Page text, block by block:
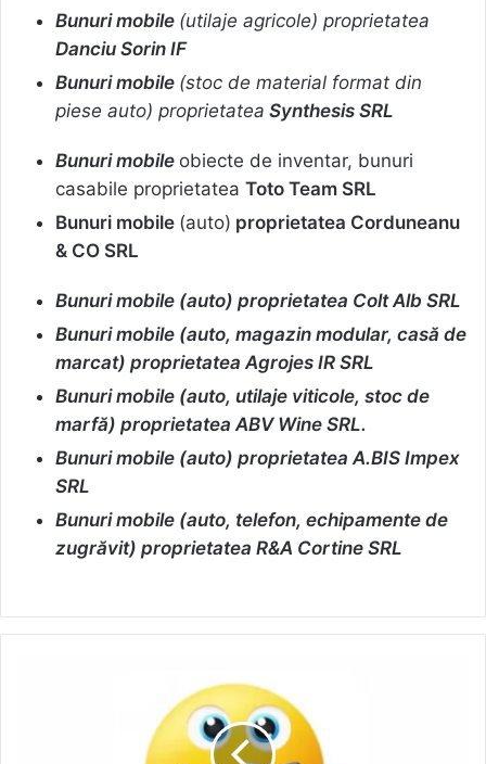
Bunuri mobile (utilaje agricole) proprietatea
Danciu Sorin IF
Bunuri mobile (stoc de material format din
piese auto) proprietatea Synthesis SRL
Bunuri mobile obiecte de inventar, bunuri
casabile proprietatea Toto Team SRL
Bunuri mobile (auto) proprietatea Corduneanu
& CO SRL
Bunuri mobile (auto) proprietatea Colt Alb SRL
Bunuri mobile (auto, magazin modular, casă de
marcat) proprietatea Agrojes IR SRL
Bunuri mobile (auto, utilaje viticole, stoc de
marfă) proprietatea ABV Wine SRL.
Bunuri mobile (auto) proprietatea A.BIS Impex
SRL
Bunuri mobile (auto, telefon, echipamente de
zugrăvit) proprietatea R&A Cortine SRL